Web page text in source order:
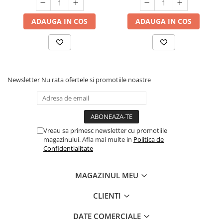
ADAUGA IN COS ADAUGA IN COS
Newsletter Nu rata ofertele si promotiile noastre
Vreau sa primesc newsletter cu promotiile
magazinului. Afla mai multe in Politica de
Confidentialitate
MAGAZINUL MEU
CLIENTI
DATE COMERCIALE